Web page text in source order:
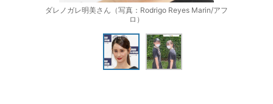
ダレノガレ明美さん（写真：Rodrigo Reyes Marin/アフ
ロ）